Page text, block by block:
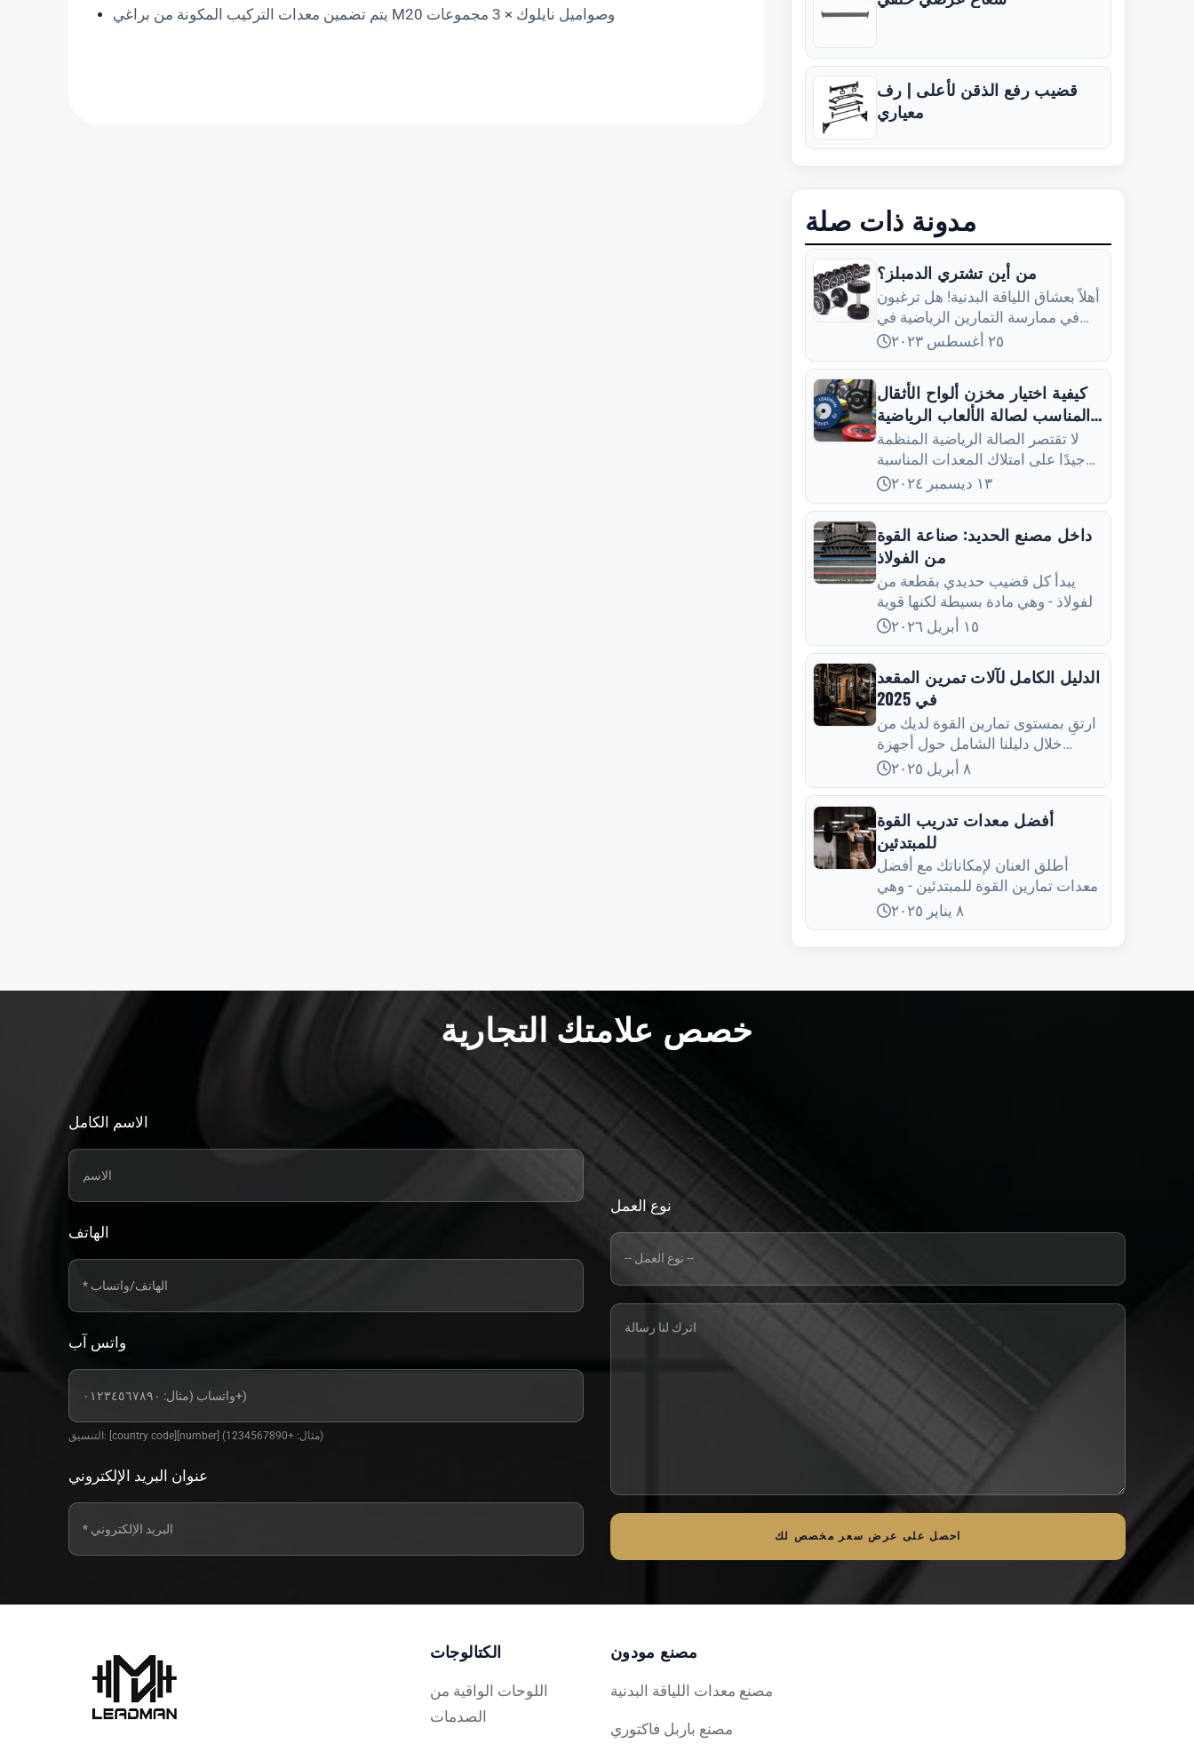
يتم تضمين معدات التركيب المكونة من براغي M20 وصواميل نايلوك × 3 مجموعات
قضيب رفع الذقن لأعلى | رف
معياري
مدونة ذات صلة
من أين تشتري الدمبلز؟
أهلاً بعشاق اللياقة البدنية! هل ترغبون
في ممارسة التمارين الرياضية في
المنزل ولكنكم لا تعرفون من أين
تحصلون على أثقال (دمبلز) مناسبة؟
لا تقلقوا، فبصفتي خبيراً في هذا
المجال، جئت لأشارككم...
٢٥ أغسطس ٢٠٢٣
كيفية اختيار مخزن ألواح الأثقال
المناسب لصالة الألعاب الرياضية
الخاصة بك
لا تقتصر الصالة الرياضية المنظمة
جيدًا على امتلاك المعدات المناسبة
فحسب - بل إن الأمر يتعلق بـ
١٣ ديسمبر ٢٠٢٤
داخل مصنع الحديد: صناعة القوة
من الفولاذ
يبدأ كل قضيب حديدي بقطعة من
الفولاذ - وهي مادة بسيطة لكنها قوية
في نفس الوقت
١٥ أبريل ٢٠٢٦
الدليل الكامل لآلات تمرين المقعد
في 2025
ارتقِ بمستوى تمارين القوة لديك من
خلال دليلنا الشامل حول أجهزة
تمارين الصدر لعام 2025. اكتشف
أنواع الأجهزة المختلفة، وأتقن
التقنيات الصحيحة، وتعرف على
الأساليب المتقدمة، و
٨ أبريل ٢٠٢٥
أفضل معدات تدريب القوة
للمبتدئين
أطلق العنان لإمكاناتك مع أفضل
معدات تمارين القوة للمبتدئين - وهي
٨ يناير ٢٠٢٥
خصص علامتك التجارية
الاسم الكامل
الهاتف
واتس آب
التنسيق: [country code][number] (مثال: +1234567890)
عنوان البريد الإلكتروني
نوع العمل
احصل على عرض سعر مخصص لك
الكتالوجات
اللوحات الواقية من
الصدمات
مصنع مودون
مصنع معدات اللياقة البدنية
مصنع باربل فاكتوري